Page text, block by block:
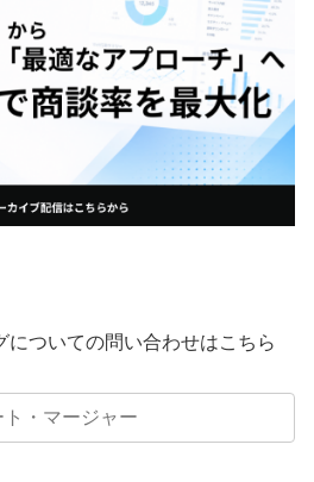
についての問い合わせはこちら